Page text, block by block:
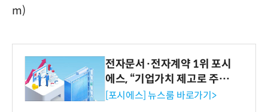
m)
전자문서·전자계약 1위 포시
에스, “기업가치 제고로 주주
환원 강화” 계획 공시
[포시에스] 뉴스룸 바로가기>